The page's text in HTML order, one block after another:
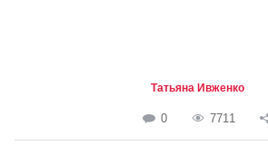
Татьяна Ивженко
0 7711